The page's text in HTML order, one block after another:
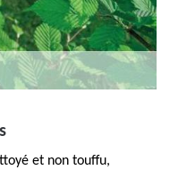
et non touffu,